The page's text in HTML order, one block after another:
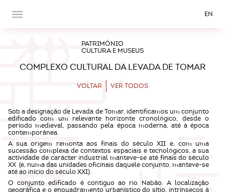
EN
PATRIMÓNIO
CULTURA E MUSEUS
COMPLEXO CULTURAL DA LEVADA DE TOMAR
VOLTAR VER TODOS
Sob a designação de Levada de Tomar, identificamos um conjunto
edificado com um relevante horizonte cronológico, desde o
período medieval, passando pela época moderna, até à época
contemporânea.
A sua origem remonta aos finais do século XII e, com uma
sucessão complexa de contextos espaciais e tecnológicos, a sua
actividade de carácter industrial manteve-se até finais do século
XX (e, numa das unidades oficinais daquele conjunto, manteve-se
até ao início do século XXI).
O conjunto edificado é contiguo ao rio Nabão. A localização
geográfica e o enquadramento urbanístico do sítio, intrínsecos à